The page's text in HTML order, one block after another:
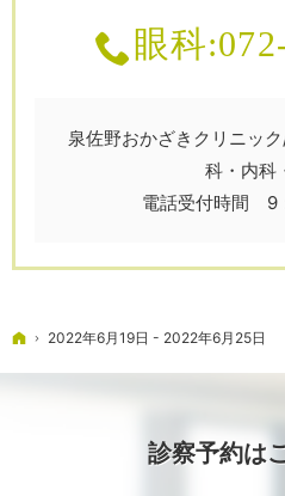
眼科
泉佐野おかざきクリニッ
科・内科
電話受付時間 9
ホーム
2022年6月19日 - 2022年6月25日
診察予約は